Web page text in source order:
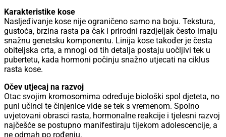
Karakteristike kose
Nasljeđivanje kose nije ograničeno samo na boju. Tekstura,
gustoća, brzina rasta pa čak i prirodni razdjeljak često imaju
snažnu genetsku komponentu. Linija kose također je česta
obiteljska crta, a mnogi od tih detalja postaju uočljivi tek u
pubertetu, kada hormoni počinju snažno utjecati na ciklus
rasta kose.
Očev utjecaj na razvoj
Otac svojim kromosomima određuje biološki spol djeteta, no
puni učinci te činjenice vide se tek s vremenom. Spolno
uvjetovani obrasci rasta, hormonalne reakcije i tjelesni razvoj
najčešće se postupno manifestiraju tijekom adolescencije, a
ne odmah po rođenju.